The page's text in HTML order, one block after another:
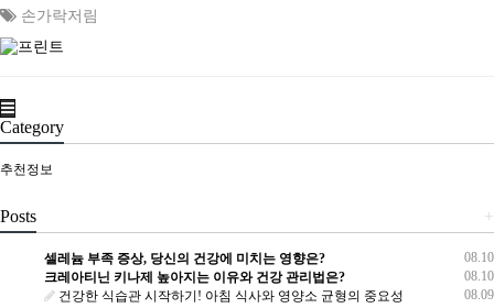
손가락저림
Category
추천정보
+
Posts
08.10
셀레늄 부족 증상, 당신의 건강에 미치는 영향은?
08.10
크레아티닌 키나제 높아지는 이유와 건강 관리법은?
08.09
건강한 식습관 시작하기! 아침 식사와 영양소 균형의 중요성